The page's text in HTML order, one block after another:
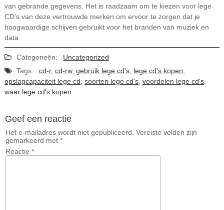
van gebrande gegevens. Het is raadzaam om te kiezen voor lege
CD’s van deze vertrouwde merken om ervoor te zorgen dat je
hoogwaardige schijven gebruikt voor het branden van muziek en
data.
Categorieën:
Uncategorized
Tags:
cd-r, cd-rw, gebruik lege cd's, lege cd's kopen
opslagcapaciteit lege cd soorten lege cd's, voordelen lege cd's,
waar lege cd's kopen
Geef een reactie
Het e-mailadres wordt niet gepubliceerd. Vereiste velden zijn
gemarkeerd met *
Reactie *